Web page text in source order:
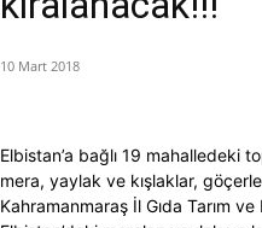
10 Mart 2018
Elbistan’a bağlı 19 mahalledeki
mera, yaylak ve kışlaklar,
Kahramanmaraş İl Gıda Tarım